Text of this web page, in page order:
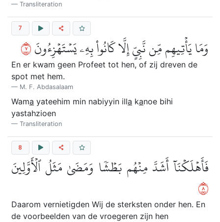
Transliteration
7
وَمَا يَأۡتِيهِم مِّن نَّبِيٍّ إِلَّا كَانُواْ بِهِۦ يَسۡتَهۡزِءُونَ٧
En er kwam geen Profeet tot hen, of zij dreven de
spot met hem.
M. F. Abdasalaam
Wama yateehim min nabiyyin illa kanoe bihi
yastahzioen
Transliteration
8
فَأَهۡلَكۡنَآ أَشَدَّ مِنۡهُم بَطۡشٗا وَمَضَىٰ مَثَلُ ٱلۡأَوَّلِينَ
٨
Daarom vernietigden Wij de sterksten onder hen. En
de voorbeelden van de vroegeren zijn hen